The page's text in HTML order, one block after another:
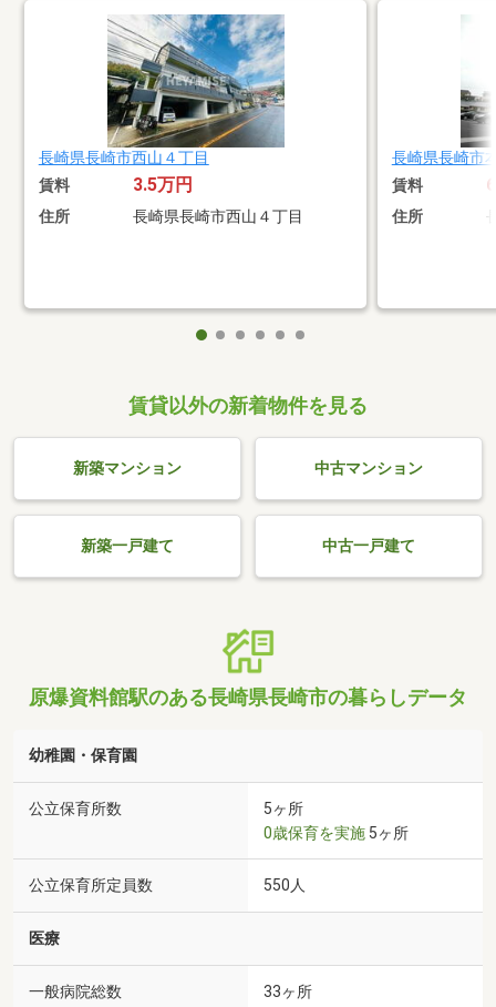
長崎県長崎市西山４丁目
賃料 3.5万円
住所 長崎県長崎市西山４丁目
長崎県長崎市
賃料
住所
賃貸以外の新着物件を見る
新築マンション 中古マンション
新築一戸建て 中古一戸建て
原爆資料館駅のある長崎県長崎市の暮らしデータ
幼稚園・保育園
公立保育所数
5ヶ所
0歳保育を実施 5ヶ所
公立保育所定員数 550人
医療
一般病院総数 33ヶ所